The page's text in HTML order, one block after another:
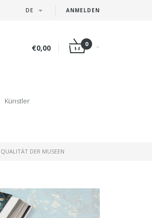
ANMELDEN
DE
€0,00 0
Künstler
QUALITÄT DER MUSEEN